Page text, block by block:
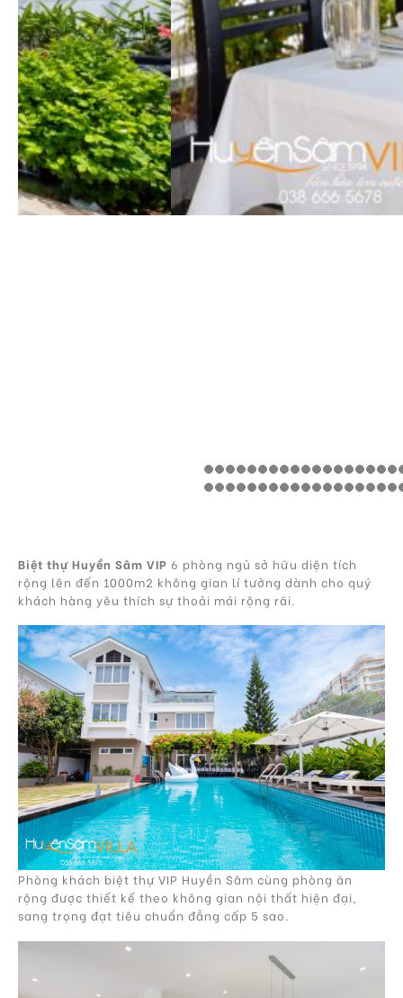
Biệt thự Huyền Sâm VIP 6 phòng ngủ sở hữu diện tích
rộng lên đến 1000m2 không gian lí tưởng dành cho quý
khách hàng yêu thích sự thoải mái rộng rãi.
Phòng khách biệt thự VIP Huyền Sâm cùng phòng ăn
rộng được thiết kế theo không gian nội thất hiện đại,
sang trọng đạt tiêu chuẩn đẳng cấp 5 sao.